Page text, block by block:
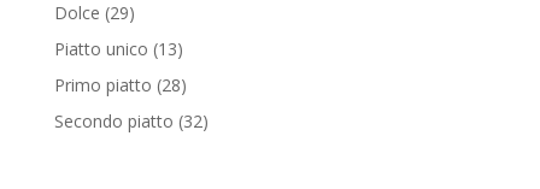
Dolce (29)
Piatto unico (13)
Primo piatto (28)
Secondo piatto (32)